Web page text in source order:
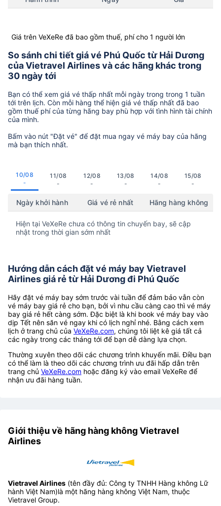
Giá trên VeXeRe đã bao gồm thuế, phí cho 1 người lớn
So sánh chi tiết giá vé Phú Quốc từ Hải Dương
của Vietravel Airlines và các hãng khác trong
30 ngày tới
Bạn có thể xem giá vé thấp nhất mỗi ngày trong trong 1 tuần
tới trên lịch. Còn mỗi hàng thể hiện giá vé thấp nhất đã bao
gồm thuế phí của từng hãng bay phù hợp với tình hình tài chính
của mình.
Bấm vào nút "Đặt vé" để đặt mua ngay vé máy bay của hãng
mà bạn thích nhất.
10/08
-
11/08
-
12/08
-
13/08
-
14/08
-
15/08
-
Ngày khởi hành Giá vé rẻ nhất Hãng hàng không
Hiện tại VeXeRe chưa có thông tin chuyến bay, sẽ cập
nhật trong thời gian sớm nhất
Hướng dẫn cách đặt vé máy bay Vietravel
Airlines giá rẻ từ Hải Dương đi Phú Quốc
Hãy đặt vé máy bay sớm trước vài tuần để đảm bảo vẫn còn
vé máy bay giá rẻ cho bạn, bởi vì nhu cầu càng cao thì vé máy
bay giá rẻ hết càng sớm. Đặc biệt là khi book vé máy bay vào
dịp Tết nên săn vé ngay khi có lịch nghỉ nhé. Bằng cách xem
lịch ở trang chủ của VeXeRe.com, chúng tôi liệt kê giá tất cả
các ngày trong các tháng tới để bạn dễ dàng lựa chọn.
Thường xuyên theo dõi các chương trình khuyến mãi. Điều bạn
có thể làm là theo dõi các chương trình ưu đãi hấp dẫn trên
trang chủ VeXeRe.com hoặc đăng ký vào email VeXeRe để
nhận ưu đãi hàng tuần.
Giới thiệu về hãng hàng không Vietravel
Airlines
Vietravel Airlines (tên đầy đủ: Công ty TNHH Hàng không Lữ
hành Việt Nam)là một hãng hàng không Việt Nam, thuộc
Vietravel Group.